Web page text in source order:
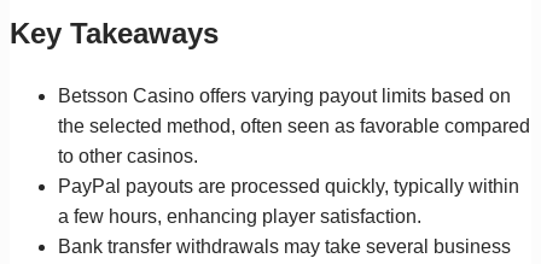
Key Takeaways
Betsson Casino offers varying payout limits based on
the selected method, often seen as favorable compared
to other casinos.
PayPal payouts are processed quickly, typically within
a few hours, enhancing player satisfaction.
Bank transfer withdrawals may take several business